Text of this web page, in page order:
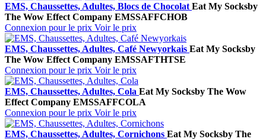
EMS, Chaussettes, Adultes, Blocs de Chocolat Eat My Socksby
The Wow Effect Company EMSSAFFCHOB
Connexion pour le prix Voir le prix
EMS, Chaussettes, Adultes, Café Newyorkais Eat My Socksby
The Wow Effect Company EMSSAFTHTSE
Connexion pour le prix Voir le prix
EMS, Chaussettes, Adultes, Cola Eat My Socksby The Wow
Effect Company EMSSAFFCOLA
Connexion pour le prix Voir le prix
EMS, Chaussettes, Adultes, Cornichons Eat My Socksby The